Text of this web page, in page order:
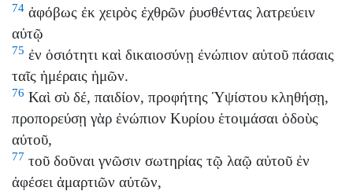
74 ἀφόβως ἐκ χειρὸς ἐχθρῶν ῥυσθέντας λατρεύειν
αὐτῷ
75 ἐν ὁσιότητι καὶ δικαιοσύνῃ ἐνώπιον αὐτοῦ πάσαις
ταῖς ἡμέραις ἡμῶν.
76 Καὶ σὺ δέ, παιδίον, προφήτης Ὑψίστου κληθήσῃ,
προπορεύσῃ γὰρ ἐνώπιον Κυρίου ἑτοιμάσαι ὁδοὺς
αὐτοῦ,
77 τοῦ δοῦναι γνῶσιν σωτηρίας τῷ λαῷ αὐτοῦ ἐν
ἀφέσει ἁμαρτιῶν αὐτῶν,